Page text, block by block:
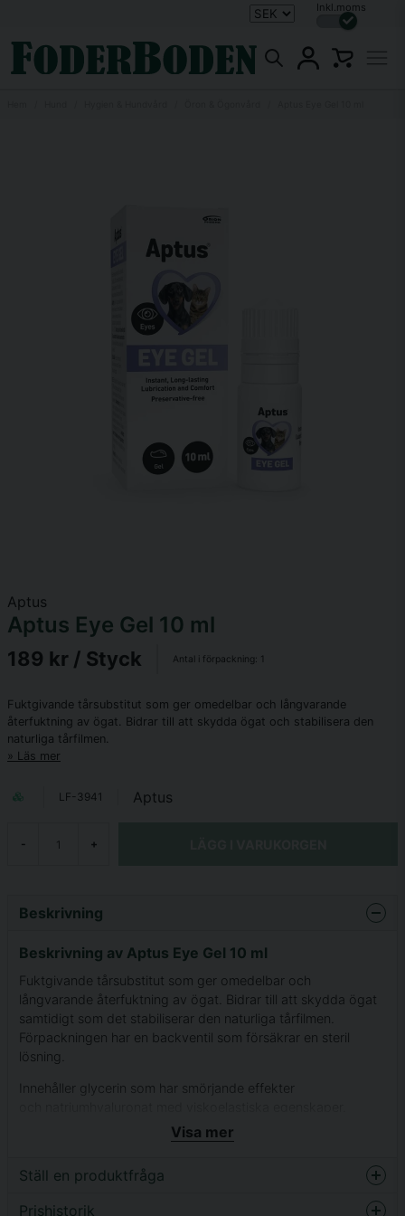
Inkl.moms
Aptus
Aptus Eye Gel 10 ml
189 kr / Styck Antal i förpackning: 1
Fuktgivande tårsubstitut som ger omedelbar och långvarande
återfuktning av ögat. Bidrar till att skydda ögat och stabilisera den
naturliga tårfilmen.
Läs mer
LF-3941 Aptus
- +
Beskrivning
Beskrivning av Aptus Eye Gel 10 ml
Fuktgivande tårsubstitut som ger omedelbar och
långvarande återfuktning av ögat. Bidrar till att skydda ögat
samtidigt som det stabiliserar den naturliga tårfilmen.
Förpackningen har en backventil som försäkrar en steril
lösning.
Innehåller glycerin som har smörjande effekter
Används till hund och katt.Visa mer
Ställ en produktfråga
Prishistorik